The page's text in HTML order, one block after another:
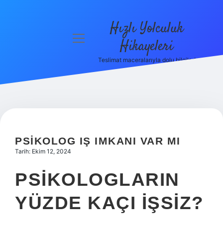
Hakkımızda
menüyü
Hızlı Yolculuk
Hikayeleri
Teslimat maceralarıyla dolu bilgiler!
PSIKOLOG IŞ IMKANI VAR MI
Tarih: Ekim 12, 2024
PSIKOLOGLARIN
YÜZDE KAÇI IŞSIZ?